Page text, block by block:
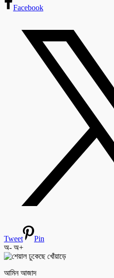
Facebook
Tweet
Pin
অ- অ+
আমিন আজাদ